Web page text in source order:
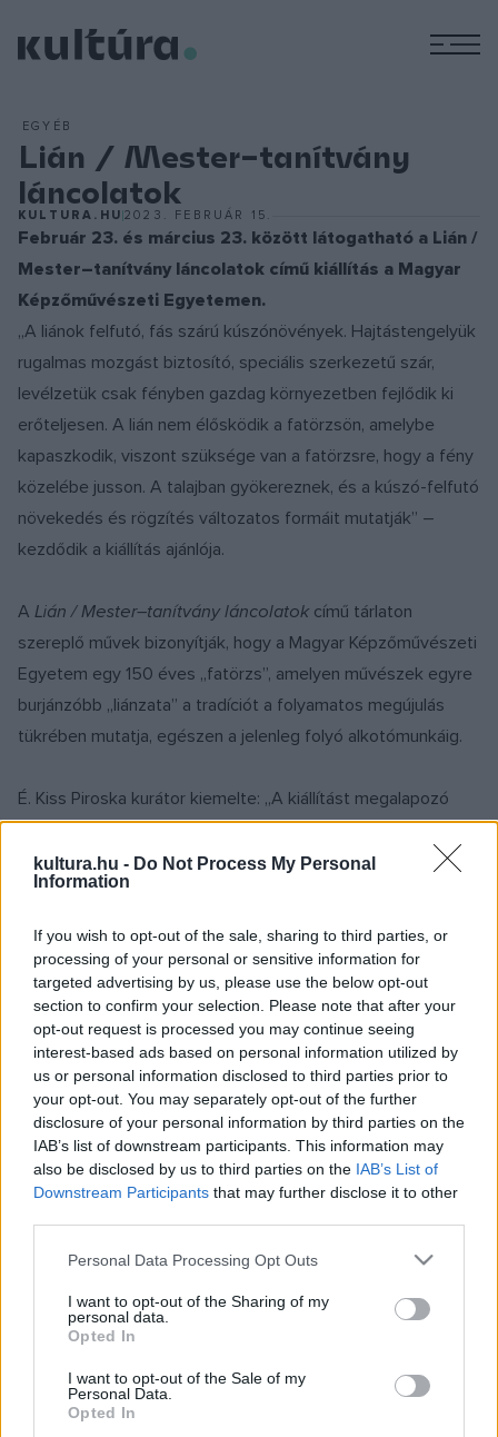
kultura.hu - Do Not Process My Personal
Information
If you wish to opt-out of the sale, sharing to third parties, or
processing of your personal or sensitive information for
targeted advertising by us, please use the below opt-out
section to confirm your selection. Please note that after your
opt-out request is processed you may continue seeing
interest-based ads based on personal information utilized by
us or personal information disclosed to third parties prior to
your opt-out. You may separately opt-out of the further
disclosure of your personal information by third parties on the
IAB’s list of downstream participants. This information may
also be disclosed by us to third parties on the IAB’s List of
Downstream Participants that may further disclose it to other
Please note that this website/app uses one or more Google
not limited to your visit or usage behaviour. You may click to
grant or deny consent to Google and its third-party tags to
use your data for below specified purposes in below Google
consent section.
Personal Data Processing Opt Outs
I want to opt-out of the Sharing of my
personal data.
Opted In
I want to opt-out of the Sale of my
Personal Data.
Opted In
EGYÉB
Lián / Mester–tanítvány
láncolatok
KULTURA.HU 2023. FEBRUÁR 15.
Február 23. és március 23. között látogatható a Lián /
Mester–tanítvány láncolatok című kiállítás a Magyar
Képzőművészeti Egyetemen.
„A liánok felfutó, fás szárú kúszónövények. Hajtástengelyük
rugalmas mozgást biztosító, speciális szerkezetű szár,
levélzetük csak fényben gazdag környezetben fejlődik ki
erőteljesen. A lián nem élősködik a fatörzsön, amelybe
kapaszkodik, viszont szüksége van a fatörzsre, hogy a fény
közelébe jusson. A talajban gyökereznek, és a kúszó-felfutó
növekedés és rögzítés változatos formáit mutatják” –
kezdődik a kiállítás ajánlója.
A Lián / Mester–tanítvány láncolatok című tárlaton
szereplő művek bizonyítják, hogy a Magyar Képzőművészeti
Egyetem egy 150 éves „fatörzs”, amelyen művészek egyre
burjánzóbb „liánzata” a tradíciót a folyamatos megújulás
tükrében mutatja, egészen a jelenleg folyó alkotómunkáig.
É. Kiss Piroska kurátor kiemelte: „A kiállítást megalapozó
kutatásokat a Képzőművészeti Egyetem levéltári
archívumában kezdtük meg Fehér Virág és Fábián Luca
művészetelmélet szakos hallgatókkal. Rendkívül
tanulmányoztuk a fellelhető szakirodalmat, életrajzokat,
katalógusokat, a korabeli szöveges és vizuális forrásokat. A
mester–tanítvány kapcsolatok történetét személyes
interjúkkal is kiegészítettük. Összességében elmondható,
hogy bár a kiállítás nem művészettörténeti és nem
egyetemtörténeti tárlat, a keretek csupán néhány izgalmas
szál végigvezetését teszik lehetővé, a kiállított alkotások
bizonyítják, hogy a Magyar Képzőművészeti Egyetem a
mindenkori kortárs képzőművészet igen erős pillére,